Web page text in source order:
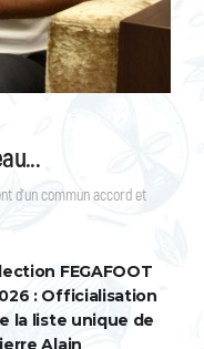
d’un commun accord et
FEGAFOOT
: Officialisation
la liste unique de
Alain